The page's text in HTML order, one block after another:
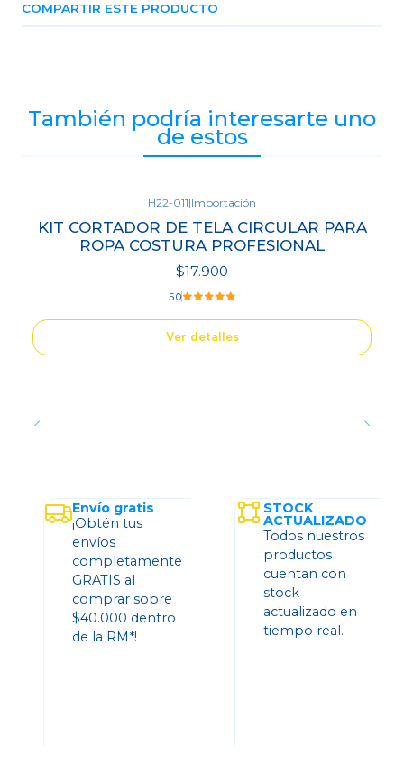
COMPARTIR ESTE PRODUCTO
También podría interesarte uno
de estos
H22-011|Importación
KIT CORTADOR DE TELA CIRCULAR PARA
ROPA COSTURA PROFESIONAL
$17.900
5.0
Ver detalles
Envío gratis
¡Obtén tus
envíos
completamente
GRATIS al
comprar sobre
$40.000 dentro
de la RM*!
STOCK
ACTUALIZADO
Todos nuestros
productos
cuentan con
stock
actualizado en
tiempo real.